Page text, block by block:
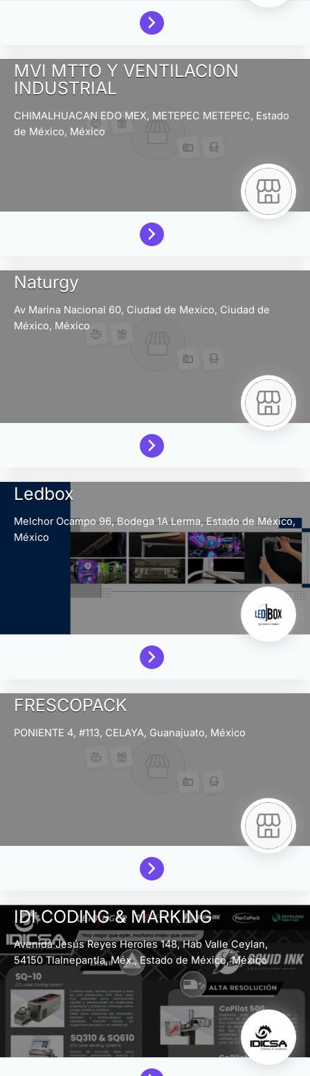
MVI MTTO Y VENTILACION
INDUSTRIAL
CHIMALHUACAN EDO MEX, METEPEC METEPEC, Estado
de México, México
Naturgy
Av Marina Nacional 60, Ciudad de Mexico, Ciudad de
México, México
Ledbox
Melchor Ocampo 96, Bodega 1ALerma,Estado de México,
México
FRESCOPACK
PONIENTE 4, #113, CELAYA, Guanajuato, México
IDI CODING & MARKING
Avenida Jesús Reyes Heroles 148, Hab Valle Ceylan,
54150 Tlalnepantla, Méx.,Estado de México,México